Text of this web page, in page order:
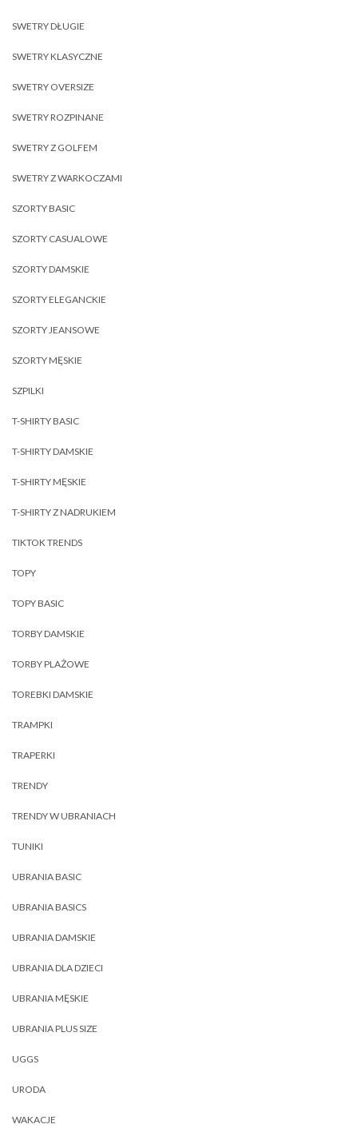
SWETRY DŁUGIE
SWETRY KLASYCZNE
SWETRY OVERSIZE
SWETRY ROZPINANE
SWETRY Z GOLFEM
SWETRY Z WARKOCZAMI
SZORTY BASIC
SZORTY CASUALOWE
SZORTY DAMSKIE
SZORTY ELEGANCKIE
SZORTY JEANSOWE
SZORTY MĘSKIE
SZPILKI
T-SHIRTY BASIC
T-SHIRTY DAMSKIE
T-SHIRTY MĘSKIE
T-SHIRTY Z NADRUKIEM
TIKTOK TRENDS
TOPY
TOPY BASIC
TORBY DAMSKIE
TORBY PLAŻOWE
TOREBKI DAMSKIE
TRAMPKI
TRAPERKI
TRENDY
TRENDY W UBRANIACH
TUNIKI
UBRANIA BASIC
UBRANIA BASICS
UBRANIA DAMSKIE
UBRANIA DLA DZIECI
UBRANIA MĘSKIE
UBRANIA PLUS SIZE
UGGS
URODA
WAKACJE